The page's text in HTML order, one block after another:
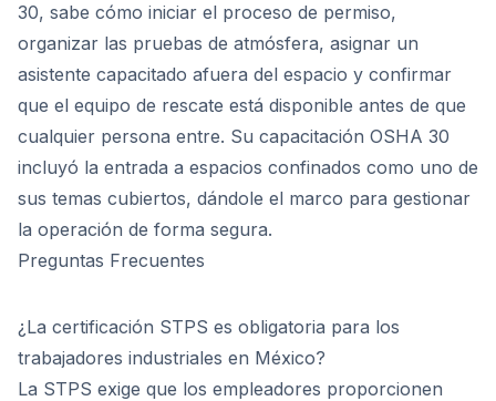
30, sabe cómo iniciar el proceso de permiso,
organizar las pruebas de atmósfera, asignar un
asistente capacitado afuera del espacio y confirmar
que el equipo de rescate está disponible antes de que
cualquier persona entre. Su capacitación OSHA 30
incluyó la entrada a espacios confinados como uno de
sus temas cubiertos, dándole el marco para gestionar
la operación de forma segura.
Preguntas Frecuentes
¿La certificación STPS es obligatoria para los
trabajadores industriales en México?
La STPS exige que los empleadores proporcionen